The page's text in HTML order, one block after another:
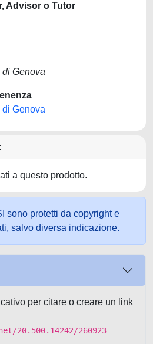
Advisor o Tutor
Genova
Genova
a questo prodotto.
sono protetti da copyright e
salvo diversa indicazione.
per citare o creare un link
20.500.14242/260923